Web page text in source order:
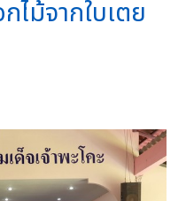
ไม้จากใบเตย